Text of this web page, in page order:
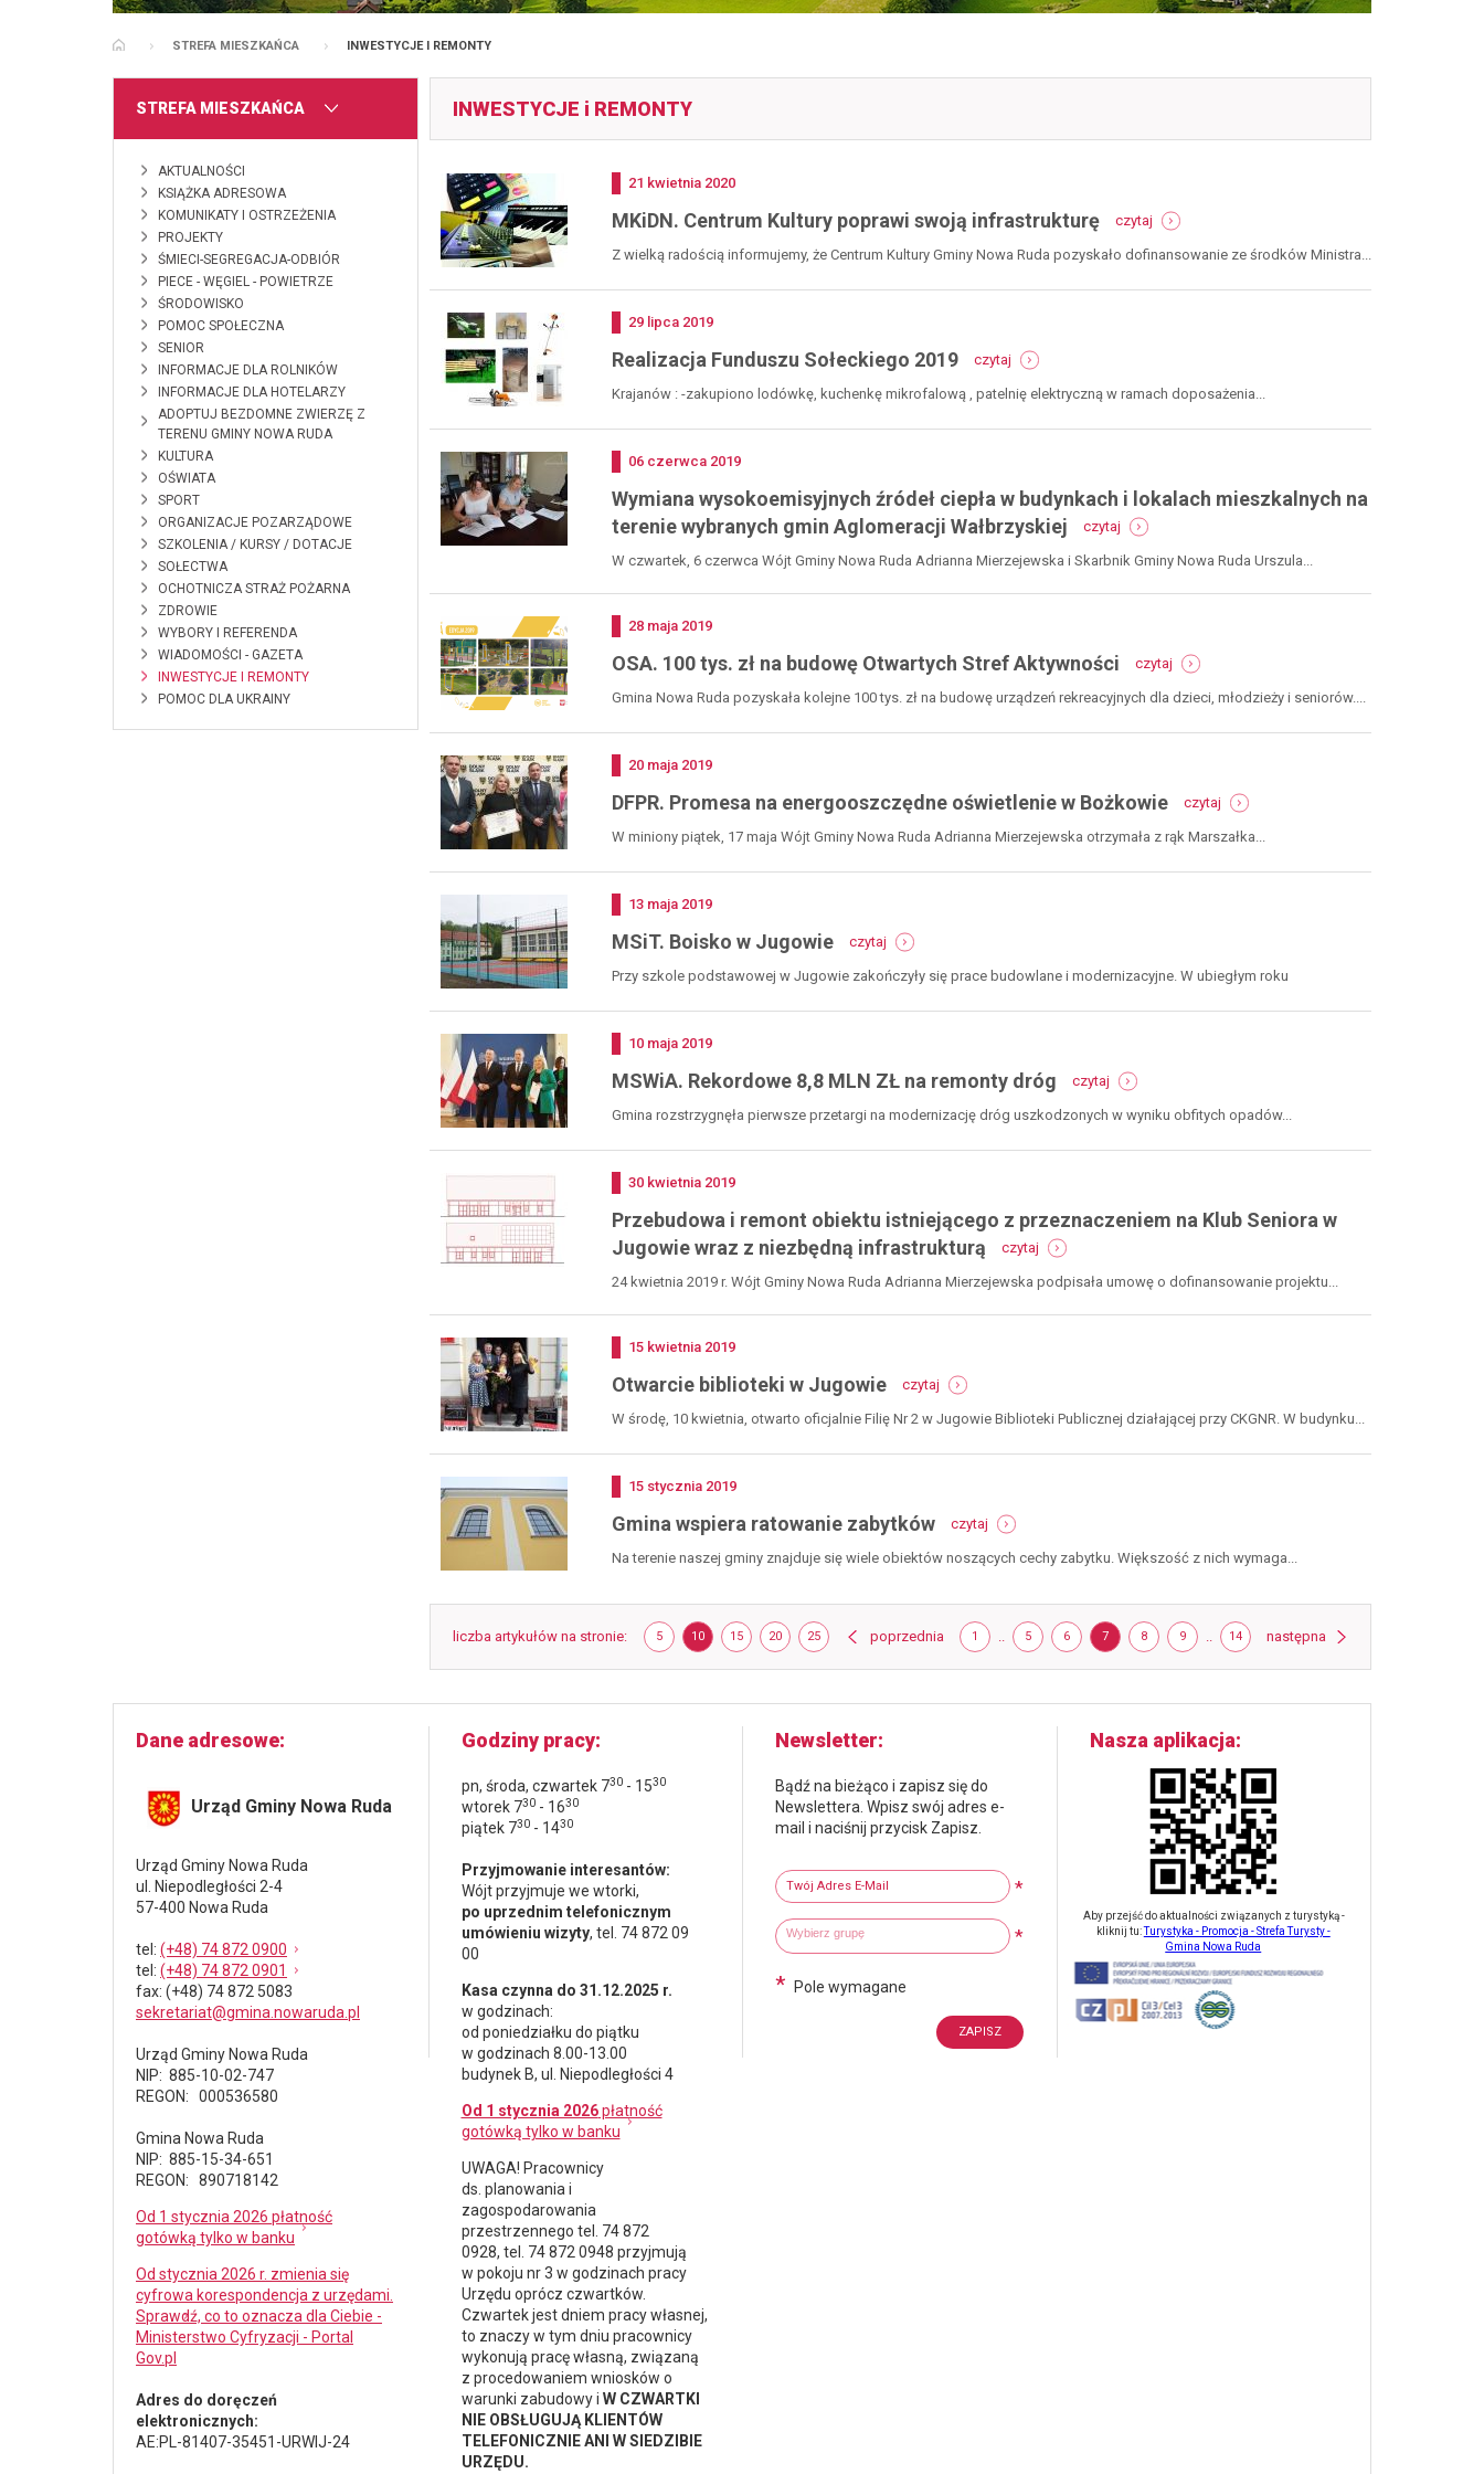
STRONA GŁÓWNA
STREFA MIESZKAŃCA INWESTYCJE I REMONTY
MENU
STREFA MIESZKAŃCA
AKTUALNOŚCI
KSIĄŻKA ADRESOWA
KOMUNIKATY I OSTRZEŻENIA
PROJEKTY
ŚMIECI-SEGREGACJA-ODBIÓR
PIECE - WĘGIEL - POWIETRZE
ŚRODOWISKO
POMOC SPOŁECZNA
SENIOR
INFORMACJE DLA ROLNIKÓW
INFORMACJE DLA HOTELARZY
ADOPTUJ BEZDOMNE ZWIERZĘ Z
TERENU GMINY NOWA RUDA
KULTURA
OŚWIATA
SPORT
ORGANIZACJE POZARZĄDOWE
SZKOLENIA / KURSY / DOTACJE
SOŁECTWA
OCHOTNICZA STRAŻ POŻARNA
ZDROWIE
WYBORY I REFERENDA
WIADOMOŚCI - GAZETA
INWESTYCJE I REMONTY
POMOC DLA UKRAINY
INWESTYCJE i REMONTY
Dodano
21 kwietnia 2020
MKiDN. Centrum Kultury poprawi swoją infrastrukturę czytaj
mkidn.
centrum
poprawi
Z wielką radością informujemy, że Centrum Kultury Gminy Nowa Ruda pozyskało dofinansowanie ze środków Ministra...
Dodano
29 lipca 2019
Realizacja Funduszu Sołeckiego 2019 czytaj
realizacja
funduszu
2019
Krajanów : -zakupiono lodówkę, kuchenkę mikrofalową , patelnię elektryczną w ramach doposażenia...
Dodano
06 czerwca 2019
Wymiana wysokoemisyjnych źródeł ciepła w budynkach i lokalach mieszkalnych na
terenie wybranych gmin Aglomeracji Wałbrzyskiej
czytaj
wymiana
wysokoemisyjnych
ciepła
mieszkalnych
terenie
aglomeracji
W czwartek, 6 czerwca Wójt Gminy Nowa Ruda Adrianna Mierzejewska i Skarbnik Gminy Nowa Ruda Urszula...
Dodano
28 maja 2019
OSA. 100 tys. zł na budowę Otwartych Stref Aktywności czytaj
osa.
100
zł
otwartych
stref
aktywności
Gmina Nowa Ruda pozyskała kolejne 100 tys. zł na budowę urządzeń rekreacyjnych dla dzieci, młodzieży i seniorów....
Dodano
20 maja 2019
DFPR. Promesa na energooszczędne oświetlenie w Bożkowie czytaj
dfpr.
promesa
energooszczędne
W miniony piątek, 17 maja Wójt Gminy Nowa Ruda Adrianna Mierzejewska otrzymała z rąk Marszałka...
Dodano
13 maja 2019
MSiT. Boisko w Jugowie czytaj
msit.
boisko
jugowie
Przy szkole podstawowej w Jugowie zakończyły się prace budowlane i modernizacyjne. W ubiegłym roku
Dodano
10 maja 2019
MSWiA. Rekordowe 8,8 MLN ZŁ na remonty dróg czytaj
mswia.
rekordowe
mln
remonty
dróg
Gmina rozstrzygnęła pierwsze przetargi na modernizację dróg uszkodzonych w wyniku obfitych opadów...
Dodano
30 kwietnia 2019
Przebudowa i remont obiektu istniejącego z przeznaczeniem na Klub Seniora w
Jugowie wraz z niezbędną infrastrukturą
czytaj
przebudowa
i
obiektu
klub
w
infrastrukturą
24 kwietnia 2019 r. Wójt Gminy Nowa Ruda Adrianna Mierzejewska podpisała umowę o dofinansowanie projektu...
Dodano
15 kwietnia 2019
Otwarcie biblioteki w Jugowie czytaj
otwarcie
biblioteki
jugowie
W środę, 10 kwietnia, otwarto oficjalnie Filię Nr 2 w Jugowie Biblioteki Publicznej działającej przy CKGNR. W budynku...
Dodano
15 stycznia 2019
Gmina wspiera ratowanie zabytków czytaj
gmina
wspiera
Na terenie naszej gminy znajduje się wiele obiektów noszących cechy zabytku. Większość z nich wymaga...
liczba artykułów na stronie POKAŻ
5 ELEMENTÓW
NA
POKAŻ
10 ELEMENTÓW
NA
POKAŻ
15 ELEMENTÓW
NA
POKAŻ
20 ELEMENTÓW
NA
POKAŻ
25 ELEMENTÓW
NA
Stronapoprzednia stronaSTRONA
1 .. STRONA
5 STRONA
6 STRONA
7 STRONA
8 STRONA
9 .. STRONA
14 następna strona
Dane adresowe
Urząd Gminy Nowa Ruda
Urząd Gminy Nowa Ruda
ul. Niepodległości 2-4
57-400 Nowa Ruda
tel : (+48) 74 872 0900
tel : (+48) 74 872 0901
fax: (+48) 74 872 5083
sekretariat@gmina.nowaruda.pl
Urząd Gminy Nowa Ruda
NIP: 885-10-02-747
REGON: 000536580
Gmina Nowa Ruda
NIP: 885-15-34-651
REGON: 890718142
Od 1 stycznia 2026 płatność
gotówką tylko w banku
Od stycznia 2026 r. zmienia się
cyfrowa korespondencja z urzędami.
Sprawdź, co to oznacza dla Ciebie -
Ministerstwo Cyfryzacji - Portal
Gov.pl
Adres do doręczeń
elektronicznych:
AE:PL-81407-35451-URWIJ-24
Godziny pracy
pn, środa, czwartek 730- 1530
wtorek 730- 1630
piątek 730- 1430
Przyjmowanie interesantów:
Wójt przyjmuje we wtorki,
po uprzednim telefonicznym
umówieniu wizyty, tel. 74 872 09
00
Kasa czynna do 31.12.2025 r.
w godzinach:
od poniedziałku do piątku
w godzinach 8.00-13.00
budynek B, ul. Niepodległości 4
Od 1 stycznia 2026płatność
gotówką tylko w banku
UWAGA! Pracownicy
ds. planowania i
zagospodarowania
przestrzennego tel. 74 872
0928, tel. 74 872 0948 przyjmują
w pokoju nr 3 w godzinach pracy
Urzędu oprócz czwartków.
Czwartek jest dniem pracy własnej,
to znaczy w tym dniu pracownicy
wykonują pracę własną, związaną
z procedowaniem wniosków o
warunki zabudowy i W CZWARTKI
NIE OBSŁUGUJĄ KLIENTÓW
TELEFONICZNIE ANI W SIEDZIBIE
URZĘDU.
Newsletter
Bądź na bieżąco i zapisz się do
Newslettera. Wpisz swój adres e-
mail i naciśnij przycisk Zapisz.
Twój adres e-mail
*
Wybierz grupy tematyczne *
Wpisz wyszukiwaną fraze
* Pole wymagane
Nasza aplikacja
Aby przejść do aktualności związanych z turystyką -
kliknij tu:
Turystyka - Promocja - Strefa Turysty -
Gmina Nowa Ruda